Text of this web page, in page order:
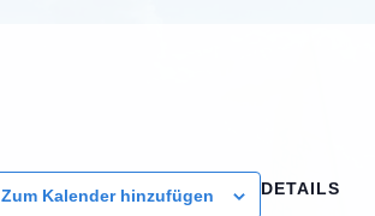
Zum Kalender hinzufügen DETAILS